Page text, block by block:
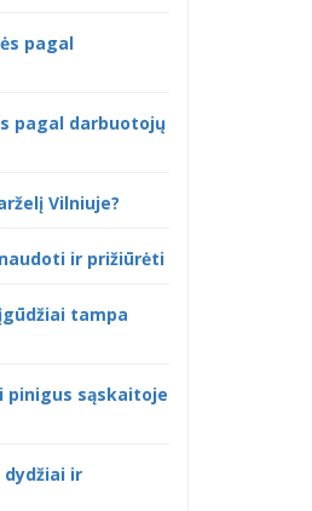
pagal
pagal darbuotojų
Vilniuje?
ir prižiūrėti
tampa
pinigus sąskaitoje
ir